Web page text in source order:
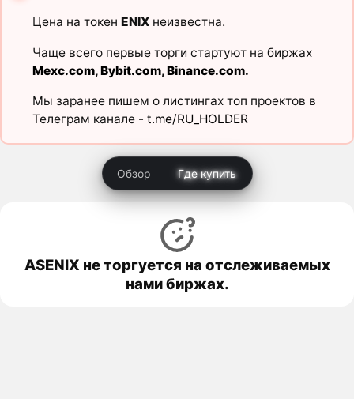
Цена на токен ENIXнеизвестна.
Чаще всего первые торги стартуют на биржах
Mexc.com,Bybit.com,Binance.com.
Мы заранее пишем о листингах топ проектов в
Телеграм канале - t.me/RU_HOLDER
Обзор Где купить
ASENIX не торгуется на отслеживаемых
нами биржах.